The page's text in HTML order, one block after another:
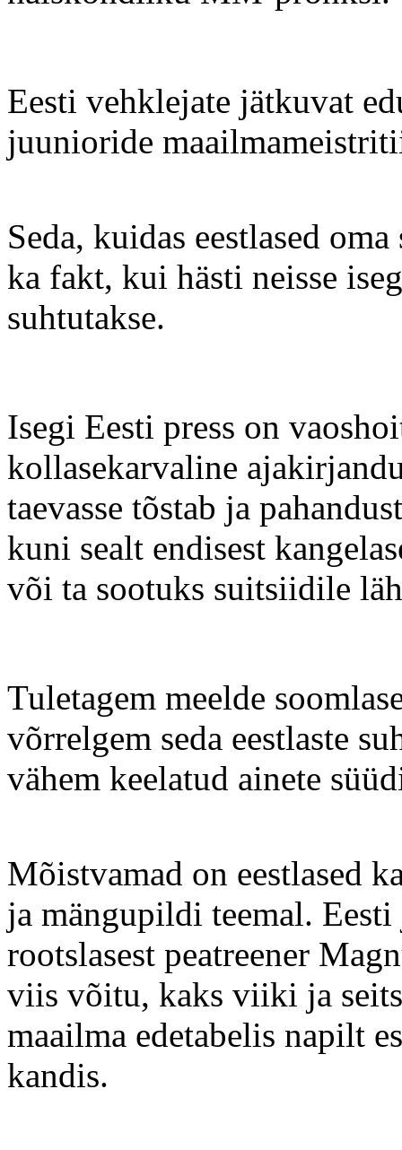
Eesti vehklejate jätkuvat
juunioride
Seda, kuidas eestlased
ka fakt, kui hästi neisse
suhtutakse.
Isegi Eesti press on
kollasekarvaline
taevasse tõstab ja
kuni sealt endisest
või ta sootuks suitsiidile
Tuletagem meelde
võrrelgem seda eestlaste
vähem keelatud ainete
Mõistvamad on eestlased
ja mängupildi teemal.
rootslasest peatreener
viis võitu, kaks viiki ja
maailma edetabelis napilt
kandis.